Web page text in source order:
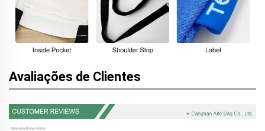
Avaliações de Clientes